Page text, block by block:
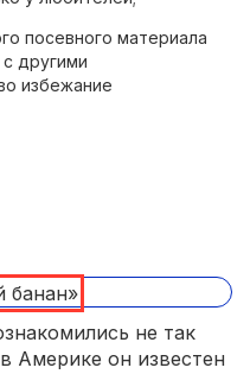
посевного материала
другими
избежание
не так
Америке он известен